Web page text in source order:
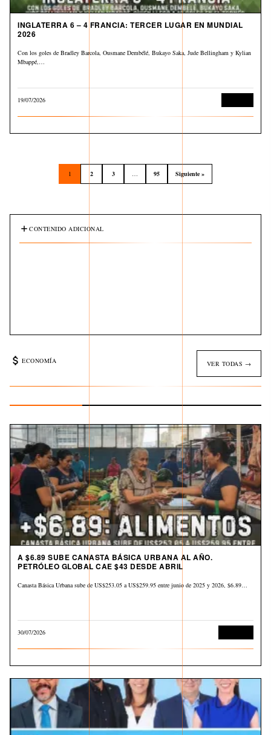
INGLATERRA 6 – 4 FRANCIA: TERCER LUGAR EN MUNDIAL
2026
Con los goles de Bradley Barcola, Ousmane Dembélé, Bukayo Saka, Jude Bellingham y Kylian
Mbappé,…
19/07/2026
1 2 3 … 95 Siguiente »
CONTENIDO ADICIONAL
ECONOMÍA VER TODAS →
A $6.89 SUBE CANASTA BÁSICA URBANA AL AÑO.
PETRÓLEO GLOBAL CAE $43 DESDE ABRIL
Canasta Básica Urbana sube de US$253.05 a US$259.95 entre junio de 2025 y 2026, $6.89…
30/07/2026